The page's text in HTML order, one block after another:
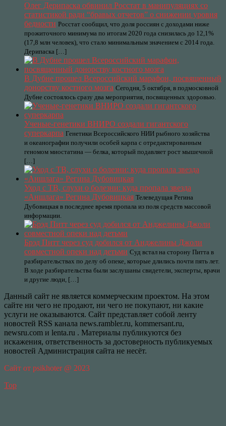
Олег Дерипаска обвинил Росстат в манипуляциях со
статистикой ради “бравых отчетов” о снижении уровня
бедности Росстат сообщил, что доля россиян с доходами ниже
прожиточного минимума по итогам 2020 года снизилась до 12,1%
(17,8 млн человек), что стало минимальным значением с 2014 года.
Дерипаска […]
В Дубне прошел Всероссийский марафон, посвященный
донорству костного мозга Сегодня, 5 октября, в подмосковной
Дубне состоялось сразу два мероприятия, посвященных здоровью.
Ученые-генетики ВНИРО создали гигантского
суперкарпа Генетики Всероссийского НИИ рыбного хозяйства
и океанографии получили особей карпа с отредактированным
геномом миостатина — белка, который подавляет рост мышечной
[…]
Уход с ТВ, слухи о болезни: куда пропала звезда
«Аншлага» Регина Дубовицкая Телеведущая Регина
Дубовицкая в последнее время пропала из поля средств массовой
информации.
Брэд Питт через суд добился от Анджелины Джоли
совместной опеки над детьми Суд встал на сторону Питта в
разбирательствах по делу об опеке, которые длились почти пять лет.
В ходе разбирательства были заслушаны свидетели, эксперты, врачи
и другие люди, […]
Данный сайт не является коммерческим проектом. На этом
сайте ни чего не продают, ни чего не покупают, ни какие
услуги не оказываются. Сайт представляет собой ленту
новостей RSS канала news.rambler.ru, kommersant.ru,
newsru.com и lenta.ru . Материалы публикуются без
искажения, ответственность за достоверность публикуемых
новостей Администрация сайта не несёт.
Сайт от psikhoter @ 2023
Top